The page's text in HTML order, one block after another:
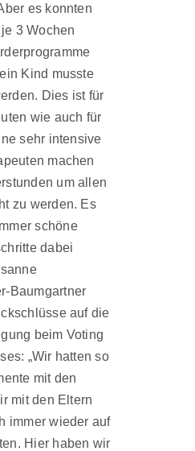
es konnten
3 Wochen
Kind musste
Dies ist für
wie auch für
sehr intensive
machen
um allen
zu werden. Es
schöne
dabei
Baumgartner
auf die
beim Voting
„Wir hatten so
mit den
mit den Eltern
immer wieder auf
Hier haben wir